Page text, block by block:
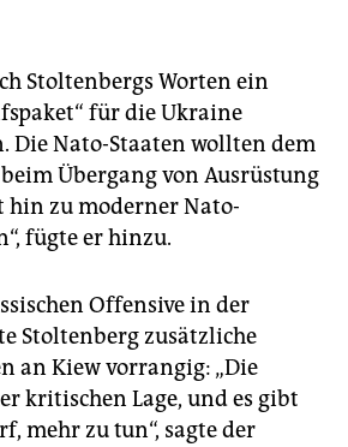
Stoltenbergs Worten ein
für die Ukraine
Die Nato-Staaten wollten dem
Übergang von Ausrüstung
hin zu moderner Nato-
fügte er hinzu.
Offensive in der
Stoltenberg zusätzliche
an Kiew vorrangig: „Die
kritischen Lage, und es gibt
mehr zu tun“, sagte der